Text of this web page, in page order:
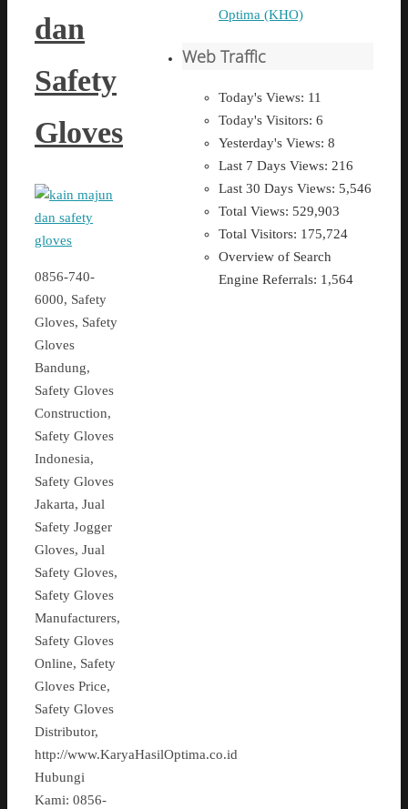
dan
Safety
Gloves
0856-740-
6000, Safety
Gloves, Safety
Gloves
Bandung,
Safety Gloves
Construction,
Safety Gloves
Indonesia,
Safety Gloves
Jakarta, Jual
Safety Jogger
Gloves, Jual
Safety Gloves,
Safety Gloves
Manufacturers,
Safety Gloves
Online, Safety
Gloves Price,
Safety Gloves
Distributor,
http://www.KaryaHasilOptima.co.id
Hubungi
Kami: 0856-
Optima (KHO)
Web Traffic
Today's Views: 11
Today's Visitors: 6
Yesterday's Views: 8
Last 7 Days Views: 216
Last 30 Days Views: 5,546
Total Views: 529,903
Total Visitors: 175,724
Overview of Search
Engine Referrals: 1,564